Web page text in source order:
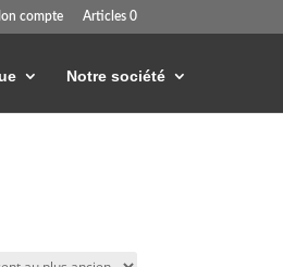
compte Articles 0
Notre société